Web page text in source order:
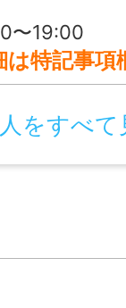
〜19:00
特記事項
をすべて